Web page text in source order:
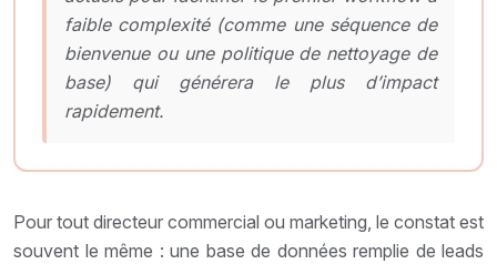
faible complexité (comme une séquence de
bienvenue ou une politique de nettoyage de
base) qui générera le plus d’impact
rapidement.
Pour tout directeur commercial ou marketing, le constat est
souvent le même : une base de données remplie de leads